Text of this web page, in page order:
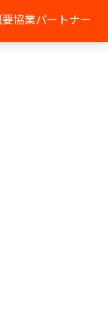
協業パートナー